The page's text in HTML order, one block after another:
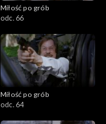
Miłość po grób
odc. 66
Miłość po grób
odc. 64